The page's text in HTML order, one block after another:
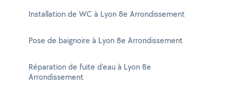
Installation de WC à Lyon 8e Arrondissement
Pose de baignoire à Lyon 8e Arrondissement
Réparation de fuite d'eau à Lyon 8e
Arrondissement